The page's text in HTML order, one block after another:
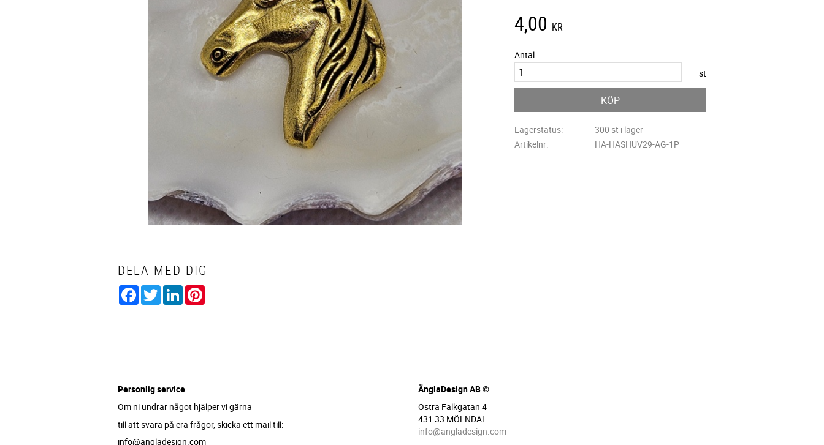
4,00 KR
Antal
st
KÖP
Lagerstatus
300 st i lager
Artikelnr
HA-HASHUV29-AG-1P
DELA MED DIG
Facebook
TwitterLinkedIn
Personlig service
Om ni undrar något hjälper vi gärna
till att svara på era frågor, skicka ett mail till:
info@angladesign.com
ÄnglaDesign AB ©
Östra Falkgatan 4
431 33 MÖLNDAL
info@angladesign.com